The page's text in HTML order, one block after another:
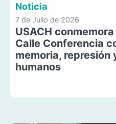
Noticia
7 de Julio de 2026
USACH
Calle Conferencia
memoria, represión
humanos